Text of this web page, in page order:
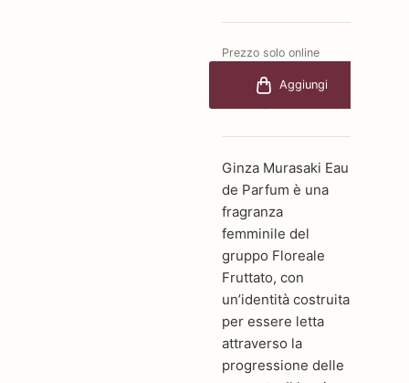
Prezzo solo online
€74,20Aggiungi
Ginza Murasaki Eau
de Parfum è una
fragranza
femminile del
gruppo Floreale
Fruttato, con
un’identità costruita
per essere letta
attraverso la
progressione delle